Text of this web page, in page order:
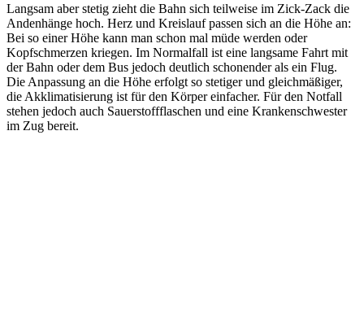
Langsam aber stetig zieht die Bahn sich teilweise im Zick-Zack die
Andenhänge hoch. Herz und Kreislauf passen sich an die Höhe an:
Bei so einer Höhe kann man schon mal müde werden oder
Kopfschmerzen kriegen. Im Normalfall ist eine langsame Fahrt mit
der Bahn oder dem Bus jedoch deutlich schonender als ein Flug.
Die Anpassung an die Höhe erfolgt so stetiger und gleichmäßiger,
die Akklimatisierung ist für den Körper einfacher. Für den Notfall
stehen jedoch auch Sauerstoffflaschen und eine Krankenschwester
im Zug bereit.